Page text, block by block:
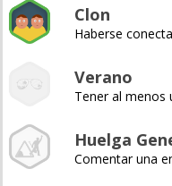
Clon
Haberse
Verano
Tener al menos
Huelga
Comentar una